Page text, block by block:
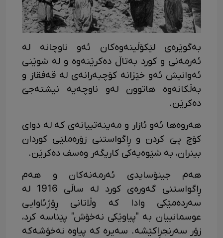
بەگوێرەی لێکۆڵینەوەکان ئەو ناوچانە لە
ئەرمەنی و کورد بەتاڵ دەکرێنەوە و لە شوێنی
ئەوانیش ئەو خێزانە کۆچبەرانەی لە قەفقاز و
بەڵکانەوە هاتوون لەو ناوچەیە نیشتەجێ
دەکرێن.
هەروەها ئەو ئازار و مەینەتییانەی کە لە دوای
کۆچ پێ کردن و ڕاگواستنی زۆرەملێی کوردان
بینران، بە شێوەیەکی کاریگەر وەسف دەکرێن.
هەم جینۆسایدی ئەرمەنەکان و هەم
ڕاگواستنی گەورەی کورد لە ساڵی 1916 لە
سەردەمێکی وادا کە وڵاتانی ڕۆژئاوایی
عوسمانییان بە "پیاوێکی نەخۆش" پێناسە کرد،
زۆر سەرنجڕاکێشە. سەیرە کە پیاوە نەخۆشەکە